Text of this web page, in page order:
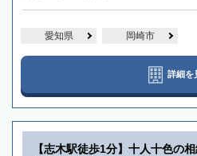
愛知県 岡崎市
詳細を
【志木駅徒歩1分】十人十色の